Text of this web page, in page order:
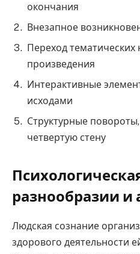
окончания
Внезапное
Переход тематических
произведения
Интерактивные
исходами
Структурные
четвертую стену
разнообразии и
Людская сознание
здорового деятельности